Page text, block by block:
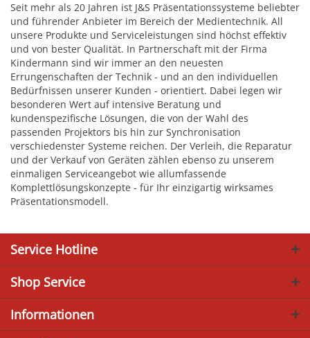
Seit mehr als 20 Jahren ist J&S Präsentationssysteme beliebter
und führender Anbieter im Bereich der Medientechnik. All
unsere Produkte und Serviceleistungen sind höchst effektiv
und von bester Qualität. In Partnerschaft mit der Firma
Kindermann sind wir immer an den neuesten
Errungenschaften der Technik - und an den individuellen
Bedürfnissen unserer Kunden - orientiert. Dabei legen wir
besonderen Wert auf intensive Beratung und
kundenspezifische Lösungen, die von der Wahl des
passenden Projektors bis hin zur Synchronisation
verschiedenster Systeme reichen. Der Verleih, die Reparatur
und der Verkauf von Geräten zählen ebenso zu unserem
einmaligen Serviceangebot wie allumfassende
Komplettlösungskonzepte - für Ihr einzigartig wirksames
Präsentationsmodell.
Service Hotline
Shop Service
Informationen